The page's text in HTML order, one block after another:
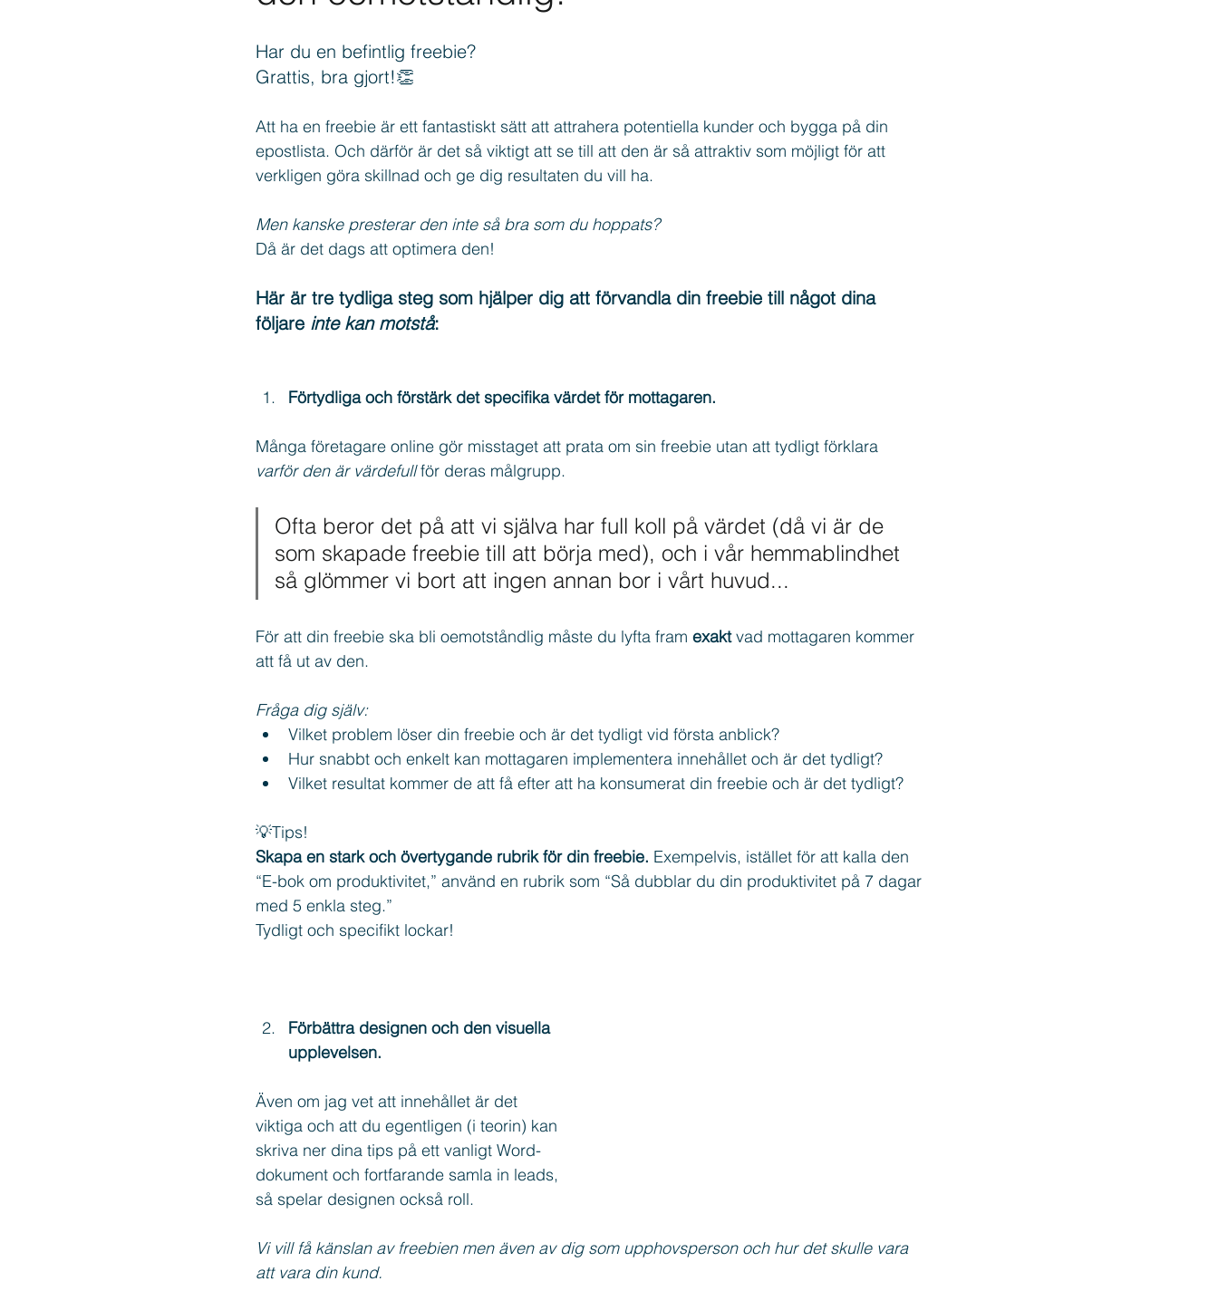
Threads
Har du en befintlig freebie?
Grattis, bra gjort!👏
Att ha en freebie är ett fantastiskt sätt att attrahera potentiella kunder och bygga på din
epostlista. Och därför är det så viktigt att se till att den är så attraktiv som möjligt för att
verkligen göra skillnad och ge dig resultaten du vill ha.
Men kanske presterar den inte så bra som du hoppats?
Då är det dags att optimera den!
Här är tre tydliga steg som hjälper dig att förvandla din freebie till något dina
följare inte kan motstå:
Förtydliga och förstärk det specifika värdet för mottagaren.
Många företagare online gör misstaget att prata om sin freebie utan att tydligt förklara
varför den är värdefull för deras målgrupp.
Ofta beror det på att vi själva har full koll på värdet (då vi är de
som skapade freebie till att börja med), och i vår hemmablindhet
så glömmer vi bort att ingen annan bor i vårt huvud...
För att din freebie ska bli oemotståndlig måste du lyfta fram exakt vad mottagaren kommer
att få ut av den.
Fråga dig själv:
Vilket problem löser din freebie och är det tydligt vid första anblick?
Hur snabbt och enkelt kan mottagaren implementera innehållet och är det tydligt?
Vilket resultat kommer de att få efter att ha konsumerat din freebie och är det tydligt?
💡Tips!
Skapa en stark och övertygande rubrik för din freebie. Exempelvis, istället för att kalla den
“E-bok om produktivitet,” använd en rubrik som “Så dubblar du din produktivitet på 7 dagar
med 5 enkla steg.”
Tydligt och specifikt lockar!
Förbättra designen och den visuella
upplevelsen.
Även om jag vet att innehållet är det
viktiga och att du egentligen (i teorin) kan
skriva ner dina tips på ett vanligt Word-
dokument och fortfarande samla in leads,
så spelar designen också roll.
Vi vill få känslan av freebien men även av dig som upphovsperson och hur det skulle vara
att vara din kund.